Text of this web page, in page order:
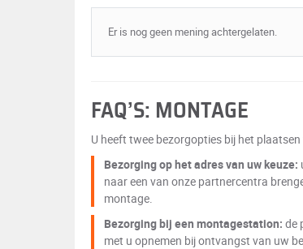
Er is nog geen mening achtergelaten.
FAQ’S: MONTAGE
U heeft twee bezorgopties bij het
Bezorging op het adres van uw keuze:
naar een van onze partnercentra
montage.
Bezorging bij een montagestation: de
met u opnemen bij ontvangst van uw